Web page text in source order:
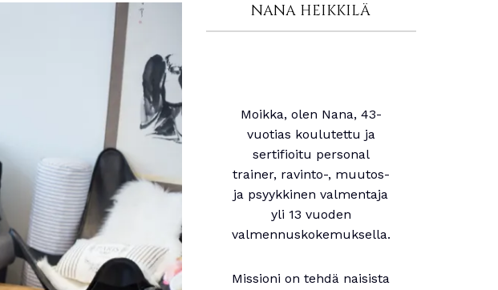
NANA HEIKKILÄ
Moikka, olen Nana, 43-
vuotias koulutettu ja
sertifioitu personal
trainer, ravinto-, muutos-
ja psyykkinen valmentaja
yli 13 vuoden
valmennuskokemuksella.
Missioni on tehdä naisista